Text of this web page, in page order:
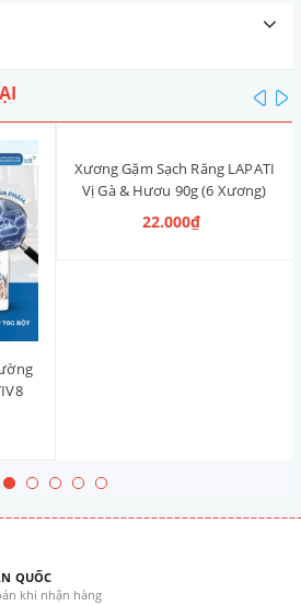
Xương Gặm Sạch Răng LAPATI
Vị Gà & Hươu 90g (6 Xương)
22.000₫
QUỐC
khi nhận hàng